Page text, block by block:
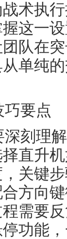
术执
这一
队在
单纯
要点
刻理
直升
关键
合方向
需要
功能